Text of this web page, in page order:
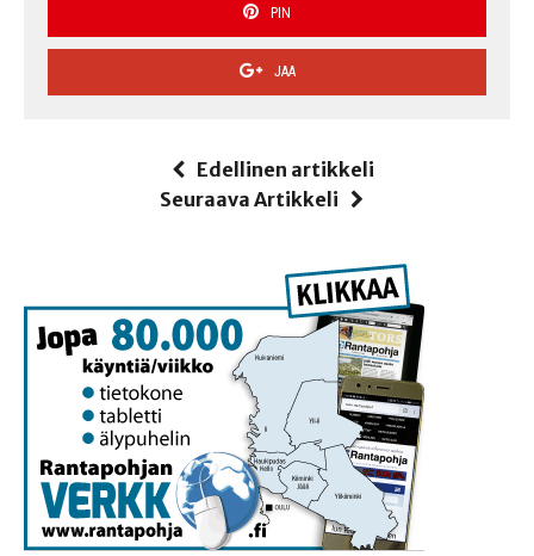
PIN
JAA
Edellinen artikkeli
Seuraava Artikkeli